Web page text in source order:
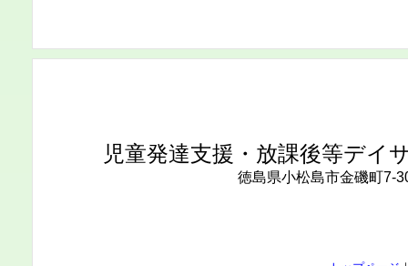
児童発達支援・放課後等デイ
徳島県小松島市金磯町7-